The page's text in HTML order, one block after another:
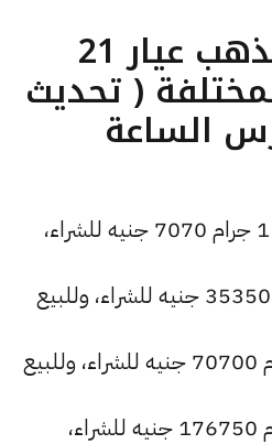
ما هو سعر الذهب عيار 21
( تحديث
31 مارس الساعة
سعر الذهب عيار 21 وزن 1 جرام 7070 جنيه للشراء،
سعر عيار 21 وزن 5 جرام 35350 جنيه للشراء، وللبيع
سعر عيار 21 وزن 10 جرام 70700 جنيه للشراء، وللبيع
سعر عيار 21 وزن 25 جرام 176750 جنيه للشراء،